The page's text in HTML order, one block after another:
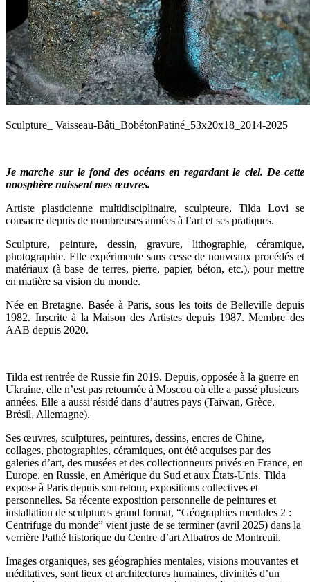
Sculpture_ Vaisseau-Bâti_BobétonPatiné_53x20x18_2014-2025
Je marche sur le fond des océans en regardant le ciel. De cette
noosphère naissent mes œuvres.
Artiste plasticienne multidisciplinaire, sculpteure, Tilda Lovi se
consacre depuis de nombreuses années à l’art et ses pratiques.
Sculpture, peinture, dessin, gravure, lithographie, céramique,
photographie. Elle expérimente sans cesse de nouveaux procédés et
matériaux (à base de terres, pierre, papier, béton, etc.), pour mettre
en matière sa vision du monde.
Née en Bretagne. Basée à Paris, sous les toits de Belleville depuis
1982. Inscrite à la Maison des Artistes depuis 1987. Membre des
AAB depuis 2020.
Tilda est rentrée de Russie fin 2019. Depuis, opposée à la guerre en
Ukraine, elle n’est pas retournée à Moscou où elle a passé plusieurs
années. Elle a aussi résidé dans d’autres pays (Taiwan, Grèce,
Brésil, Allemagne).
Ses œuvres, sculptures, peintures, dessins, encres de Chine,
collages, photographies, céramiques, ont été acquises par des
galeries d’art, des musées et des collectionneurs privés en France, en
Europe, en Russie, en Amérique du Sud et aux États-Unis. Tilda
expose à Paris depuis son retour, expositions collectives et
personnelles. Sa récente exposition personnelle de peintures et
installation de sculptures grand format, “Géographies mentales 2 :
Centrifuge du monde” vient juste de se terminer (avril 2025) dans la
verrière Pathé historique du Centre d’art Albatros de Montreuil.
Images organiques, ses géographies mentales, visions mouvantes et
méditatives, sont lieux et architectures humaines, divinités d’un